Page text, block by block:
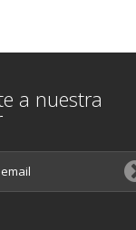
a nuestra